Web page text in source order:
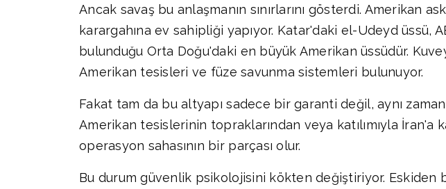
Ancak savaş bu anlaşmanın sınırlarını gösterdi. Amerikan
karargahına ev sahipliği yapıyor. Katar'daki el-Udeyd üssü,
bulunduğu Orta Doğu'daki en büyük Amerikan üssüdür.
Amerikan tesisleri ve füze savunma sistemleri bulunuyor.
Fakat tam da bu altyapı sadece bir garanti değil, aynı
Amerikan tesislerinin topraklarından veya katılımıyla
operasyon sahasının bir parçası olur.
Bu durum güvenlik psikolojisini kökten değiştiriyor. Eskiden